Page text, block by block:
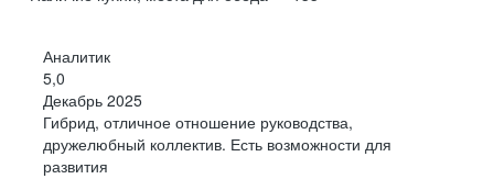
Аналитик
5,0
Декабрь 2025
Гибрид, отличное отношение руководства,
дружелюбный коллектив. Есть возможности для
развития